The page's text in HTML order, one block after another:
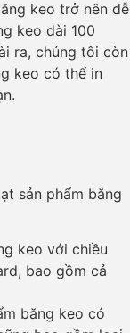
keo trở nên dễ
keo dài 100
ra, chúng tôi còn
keo có thể in
sản phẩm băng
keo với chiều
bao gồm cả
băng keo có